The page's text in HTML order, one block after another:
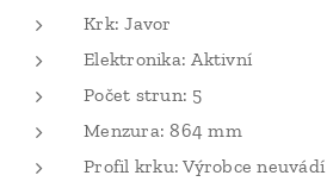
Krk: Javor
Elektronika: Aktivní
Počet strun: 5
Menzura: 864 mm
Profil krku: Výrobce neuvádí